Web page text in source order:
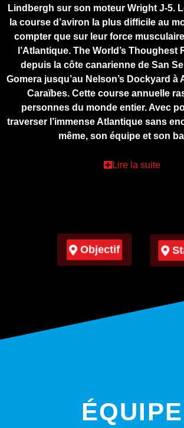
Lindbergh sur son moteur Wright J-5.
la course d’aviron la plus difficile au
compter que sur leur force
l’Atlantique. The World’s Thoughest
depuis la côte canarienne de San
Gomera jusqu’au Nelson’s Dockyard à
Caraïbes. Cette course annuelle
personnes du monde entier. Avec
traverser l’immense Atlantique sans
même, son équipe et son
Lire la suite
Objectif
ÉQUIPE